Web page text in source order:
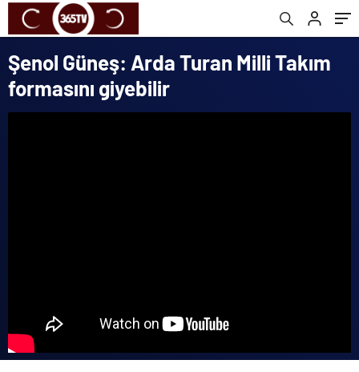
Şenol Güneş: Arda Turan Milli Takım
formasını giyebilir